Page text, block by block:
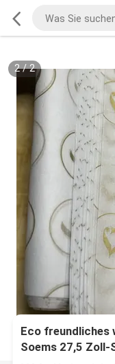
2/2
Eco freundliches
Soems 27,5 Zoll-